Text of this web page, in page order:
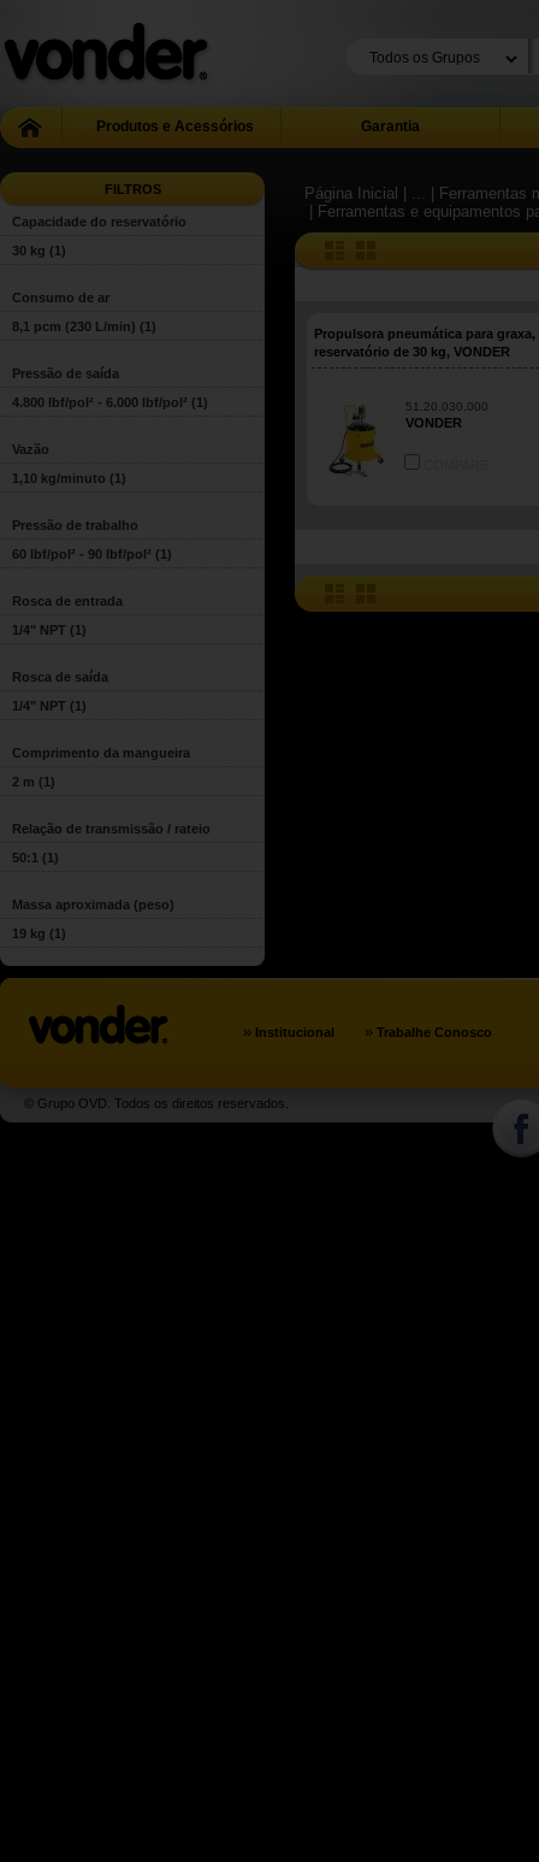
Produtos e Acessórios Garantia
FILTROS
Capacidade do reservatório
30 kg (1)
Consumo de ar
8,1 pcm (230 L/min) (1)
Pressão de saída
4.800 lbf/pol² - 6.000 lbf/pol² (1)
Vazão
1,10 kg/minuto (1)
Pressão de trabalho
60 lbf/pol² - 90 lbf/pol² (1)
Rosca de entrada
1/4" NPT (1)
Rosca de saída
1/4" NPT (1)
Comprimento da mangueira
2 m (1)
Relação de transmissão / rateio
50:1 (1)
Massa aproximada (peso)
19 kg (1)
Página Inicial | ...
|
| Ferramentas e equipamentos
Propulsora pneumática para graxa,
reservatório de 30 kg, VONDER
51.20.030.000
VONDER
» Institucional » Trabalhe Conosco
© Grupo OVD. Todos os direitos reservados.